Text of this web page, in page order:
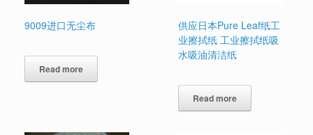
9009进口无尘布
Read more
供应日本Pure Leaf纸工
业擦拭纸 工业擦拭纸吸
水吸油清洁纸
Read more